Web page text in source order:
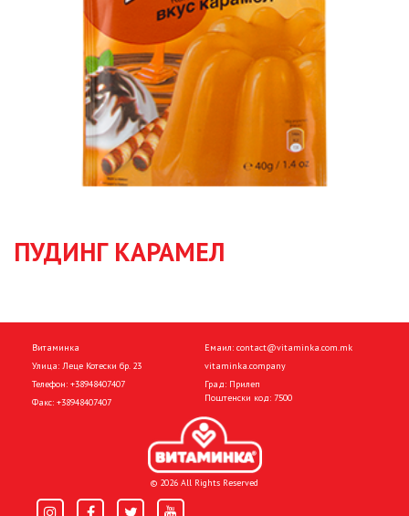
ПУДИНГ КАРАМЕЛ
Витаминка
Улица: Леце Котески бр. 23
Телефон: +38948407407
Факс: +38948407407
Емаил: contact@vitaminka.com.mk
vitaminka.company
Град: Прилеп
Поштенски код: 7500
© 2026 All Rights Reserved